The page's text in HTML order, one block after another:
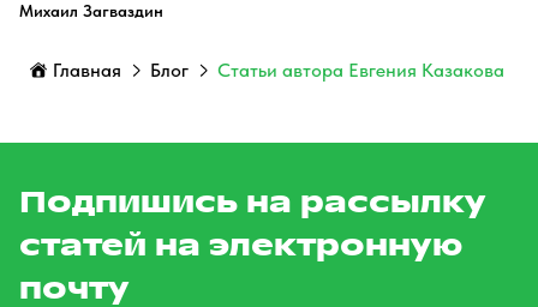
Михаил Загваздин
Главная Блог Статьи автора Евгения Казакова
Подпишись на рассылку
статей на электронную
почту